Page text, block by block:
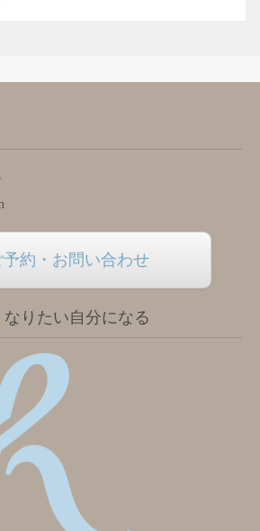
予約・お問い合わせ
りたい自分になる